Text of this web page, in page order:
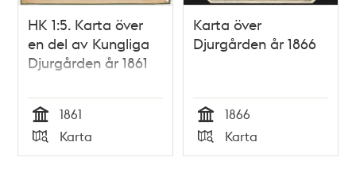
HK 1:5. Karta över
en del av Kungliga
Djurgården år 1861
Tid
1861
Typ
Karta
Karta över
Djurgården år 1866
Tid
1866
Typ
Karta